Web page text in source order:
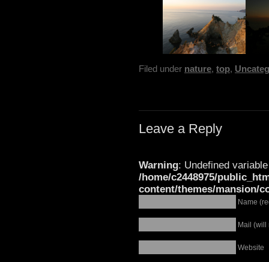
Filed under nature, top,
Leave a Reply
Warning: Undefined
/home/c2448975/
content/themes/mansion/
Name
Mail (will
Website